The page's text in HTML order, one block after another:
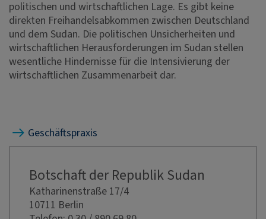
politischen und wirtschaftlichen Lage. Es gibt keine
direkten Freihandelsabkommen zwischen Deutschland
und dem Sudan. Die politischen Unsicherheiten und
wirtschaftlichen Herausforderungen im Sudan stellen
wesentliche Hindernisse für die Intensivierung der
wirtschaftlichen Zusammenarbeit dar.
Geschäftspraxis
Botschaft der Republik Sudan
Katharinenstraße 17/4
10711 Berlin